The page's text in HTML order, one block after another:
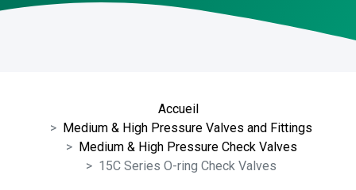
Accueil
Medium & High Pressure Valves and Fittings
Medium & High Pressure Check Valves
15C Series O-ring Check Valves